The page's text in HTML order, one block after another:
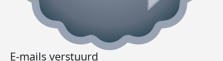
E-mails verstuurd